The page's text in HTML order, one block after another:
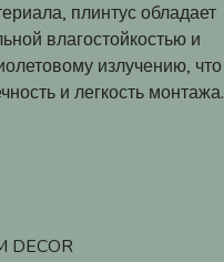
плинтус обладает
влагостойкостью и
излучению, что
и легкость монтажа.
DECOR